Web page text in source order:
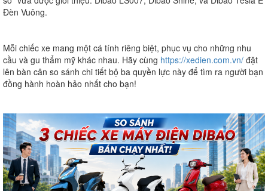
Đèn Vuông.
Mỗi chiếc xe mang một cá tính riêng biệt, phục vụ cho những nhu
cầu và gu thẩm mỹ khác nhau. Hãy cùng https://xedien.com.vn/ đặt
lên bàn cân so sánh chi tiết bộ ba quyền lực này để tìm ra người bạn
đồng hành hoàn hảo nhất cho bạn!